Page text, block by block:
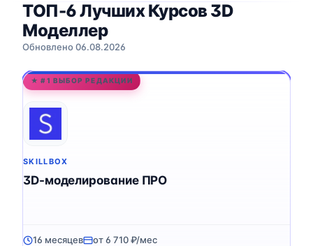
ТОП-6 Лучших Курсов 3D
Моделлер
Обновлено 06.08.2026
★ #1 ВЫБОР РЕДАКЦИИ
SKILLBOX
3D-моделирование ПРО
16 месяцев от 6 710 ₽/мес